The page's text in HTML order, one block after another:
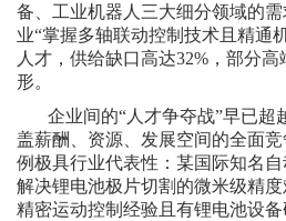
备、工业机器人三大细分领域的
业“掌握多轴联动控制技术且精通
人才，供给缺口高达32%，部分
形。
企业间的“人才争夺战”早已
盖薪酬、资源、发展空间的全面
例极具行业代表性：某国际知名
解决锂电池极片切割的微米级精
精密运动控制经验且有锂电池设